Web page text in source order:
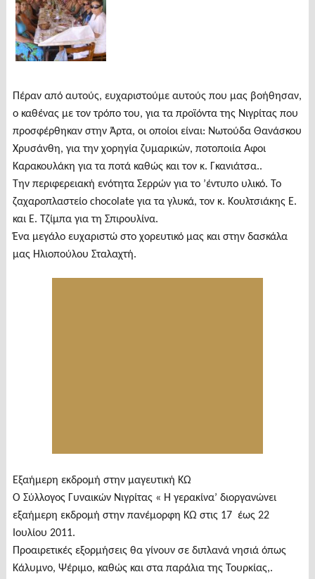
Πέραν από αυτούς, ευχαριστούμε αυτούς που μας βοήθησαν,
ο καθένας με τον τρόπο του, για τα προϊόντα της Νιγρίτας που
προσφέρθηκαν στην Άρτα, οι οποίοι είναι: Νωτούδα Θανάσκου
Χρυσάνθη, για την χορηγία ζυμαρικών, ποτοποιία Αφοι
Καρακουλάκη για τα ποτά καθώς και τον κ. Γκανιάτσα..
Την περιφερειακή ενότητα Σερρών για το ’έντυπο υλικό. Το
ζαχαροπλαστείο chocolate για τα γλυκά, τον κ. Κουλτσιάκης Ε.
και Ε. Τζίμπα για τη Σπιρουλίνα.
Ένα μεγάλο ευχαριστώ στο χορευτικό μας και στην δασκάλα
μας Ηλιοπούλου Σταλαχτή.
Εξαήμερη εκδρομή στην μαγευτική ΚΩ
Ο Σύλλογος Γυναικών Νιγρίτας « Η γερακίνα’ διοργανώνει
εξαήμερη εκδρομή στην πανέμορφη ΚΩ στις 17 έως 22
Ιουλίου 2011.
Προαιρετικές εξορμήσεις θα γίνουν σε διπλανά νησιά όπως
Κάλυμνο, Ψέριμο, καθώς και στα παράλια της Τουρκίας,.